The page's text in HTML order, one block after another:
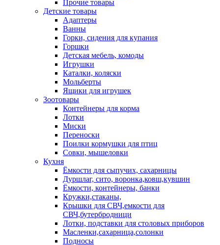
Прочие товары
Детские товары
Адаптеры
Ванны
Горки, сидения для купания
Горшки
Детская мебель, комоды
Игрушки
Каталки, коляски
Мольберты
Ящики для игрушек
Зоотовары
Контейнеры для корма
Лотки
Миски
Переноски
Поилки кормушки для птиц
Совки, мышеловки
Кухня
Ёмкости для сыпучих, сахарницы
Дуршлаг, сито, воронка,ковш,кувшин
Ёмкости, контейнеры, банки
Кружки,стаканы,
Крышки для СВЧ,емкости для
СВЧ,бутербродници
Лотки, подставки для столовых приборов
Масленки,сахарница,солонки
Подносы